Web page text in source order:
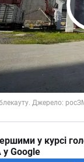
у курсі
у Google